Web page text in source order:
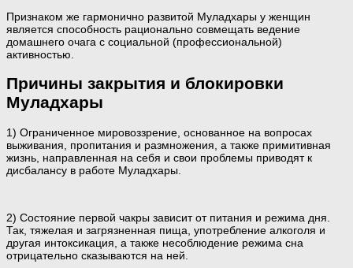
Признаком же гармонично развитой Муладхары у женщин
является способность рационально совмещать ведение
домашнего очага с социальной (профессиональной)
активностью.
Причины закрытия и блокировки
Муладхары
1) Ограниченное мировоззрение, основанное на вопросах
выживания, пропитания и размножения, а также примитивная
жизнь, направленная на себя и свои проблемы приводят к
дисбалансу в работе Муладхары.
2) Состояние первой чакры зависит от питания и режима дня.
Так, тяжелая и загрязненная пища, употребление алкоголя и
другая интоксикация, а также несоблюдение режима сна
отрицательно сказываются на ней.